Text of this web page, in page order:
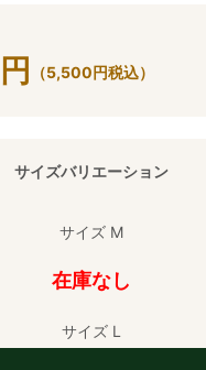
円 （5,500円税込）
サイズバリエーション
サイズ M
在庫なし
サイズ L